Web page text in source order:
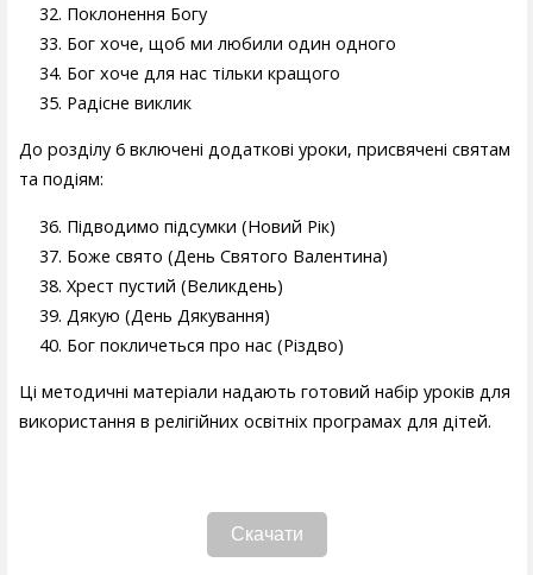
Поклонення Богу
Бог хоче, щоб ми любили один одного
Бог хоче для нас тільки кращого
Радісне виклик
До розділу 6 включені додаткові уроки, присвячені святам
та подіям:
Підводимо підсумки (Новий Рік)
Боже свято (День Святого Валентина)
Хрест пустий (Великдень)
Дякую (День Дякування)
Бог покличеться про нас (Різдво)
Ці методичні матеріали надають готовий набір уроків для
використання в релігійних освітніх програмах для дітей.
Скачати